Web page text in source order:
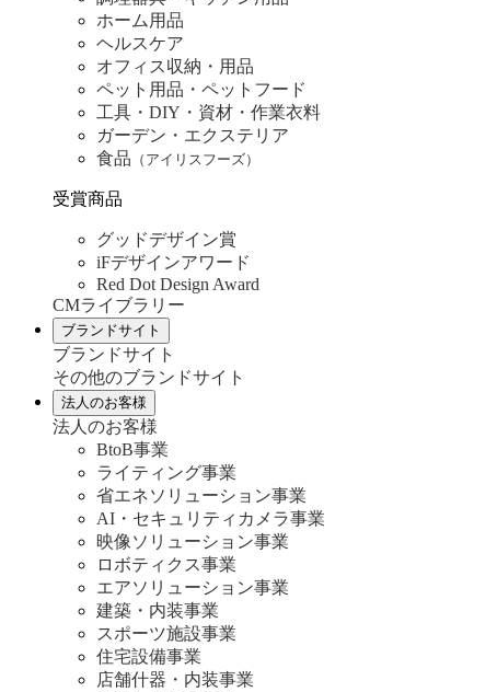
ホーム用品
ヘルスケア
オフィス収納・用品
ペット用品・ペットフード
工具・DIY・資材・作業衣料
ガーデン・エクステリア
食品 （アイリスフーズ）
受賞商品
グッドデザイン賞
iFデザインアワード
Red Dot Design Award
CMライブラリー
ブランドサイト
ブランドサイト
その他のブランドサイト
法人のお客様
法人のお客様
BtoB事業
ライティング事業
省エネソリューション事業
AI・セキュリティカメラ事業
映像ソリューション事業
ロボティクス事業
エアソリューション事業
建築・内装事業
スポーツ施設事業
住宅設備事業
店舗什器・内装事業